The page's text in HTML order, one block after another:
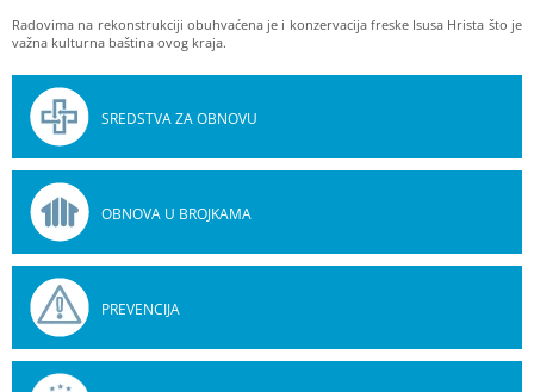
Radovima na rekonstrukciji obuhvaćena je i konzervacija freske Isusa Hrista što je
važna kulturna baština ovog kraja.
SREDSTVA ZA OBNOVU
OBNOVA U BROJKAMA
PREVENCIJA